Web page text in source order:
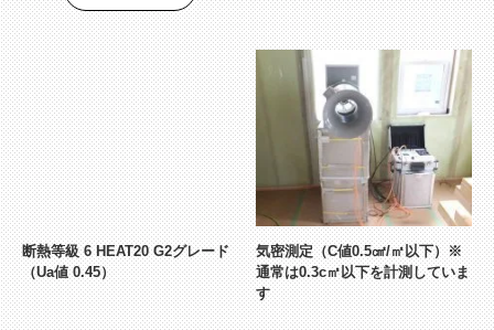
断熱等級 6 HEAT20 G2グレード
（Ua値 0.45）
気密測定（C値0.5㎠/㎡以下）※
通常は0.3c㎡以下を計測していま
す